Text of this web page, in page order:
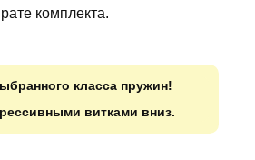
комплекта.
класса пружин!
витками вниз.